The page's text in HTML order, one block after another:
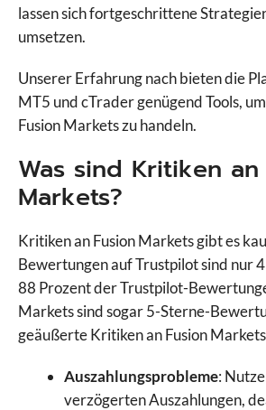
lassen sich fortgeschrittene
umsetzen.
Unserer Erfahrung nach bieten die
MT5 und cTrader genügend Tools,
Fusion Markets zu handeln.
Was sind Kritiken an
Markets?
Kritiken an Fusion Markets gibt es
Bewertungen auf Trustpilot sind nur
88 Prozent der Trustpilot-
Markets sind sogar 5-Sterne-
geäußerte Kritiken an Fusion
Auszahlungsprobleme:
verzögerten Auszahlungen,